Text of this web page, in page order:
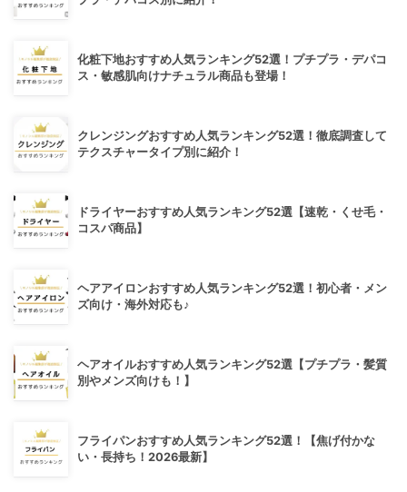
化粧下地おすすめ人気ランキング52選！プチプラ・デパコ
ス・敏感肌向けナチュラル商品も登場！
クレンジングおすすめ人気ランキング52選！徹底調査して
テクスチャータイプ別に紹介！
ドライヤーおすすめ人気ランキング52選【速乾・くせ毛・
コスパ商品】
ヘアアイロンおすすめ人気ランキング52選！初心者・メン
ズ向け・海外対応も♪
ヘアオイルおすすめ人気ランキング52選【プチプラ・髪質
別やメンズ向けも！】
フライパンおすすめ人気ランキング52選！【焦げ付かな
い・長持ち！2026最新】